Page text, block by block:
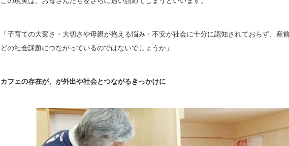
「子育ての大変さ・大切さや母親が抱える悩み・不安が社会に十分に認知されておらず、産
どの社会課題につながっているのではないでしょうか」
カフェの存在が、が外出や社会とつながるきっかけに